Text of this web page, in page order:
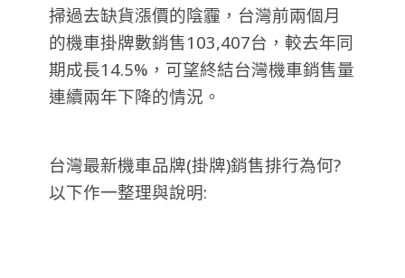
掃過去缺貨漲價的陰霾，台灣前兩個月
的機車掛牌數銷售103,407台，較去年同
期成長14.5%，可望終結台灣機車銷售量
連續兩年下降的情況。
台灣最新機車品牌(掛牌)銷售排行為何?
以下作一整理與說明: